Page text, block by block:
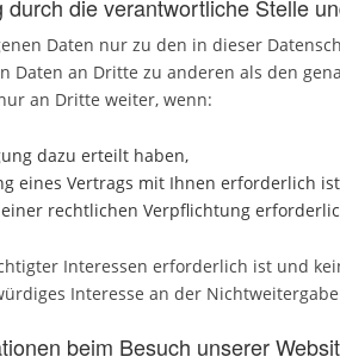
die verantwortliche Stelle
Daten nur zu den in dieser
Daten an Dritte zu anderen als den
an Dritte weiter, wenn:
dazu erteilt haben,
eines Vertrags mit Ihnen erforderlich
rechtlichen Verpflichtung
Interessen erforderlich ist und
Interesse an der
beim Besuch unserer